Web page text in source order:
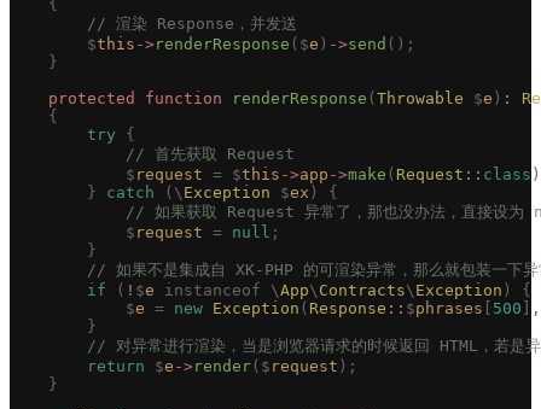
    {
        // 渲染 Response，并发送
        $
this ->renderResponse ($e ) ->send ();
    }
    protected
function renderResponse ( Throwable $e ) :
    {
        try
{
            // 首先获取 Request
            $
request = $this ->app ->make ( Request :: class
        }
catch (\ Exception $ex )
{
// 如果获取 Request 异常了，那也没办法，直接设为
            $
request = null ;
        }
// 如果不是集成自 XK-PHP 的可渲染异常，那么就包装一下异
        if
( ! $e instanceof \ App\ Contracts\ Exception )
{
            $
e = new Exception ( Response :: $phrases 500 ],
        }
// 对异常进行渲染，当是浏览器请求的时候返回 HTML，若是
        return
$e ->render ($ request );
    }